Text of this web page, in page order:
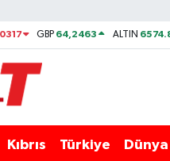
GBP 64,2463 ALTIN
Kıbrıs Türkiye Dünya